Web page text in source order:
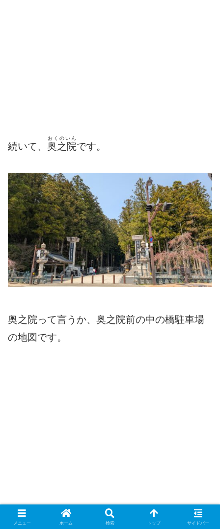
続いて、 奥之院
おくのいん
です。
奥之院って言うか、奥之院前の中の橋駐車場
の地図です。
メニュー ホーム 検索 トップ サイドバー